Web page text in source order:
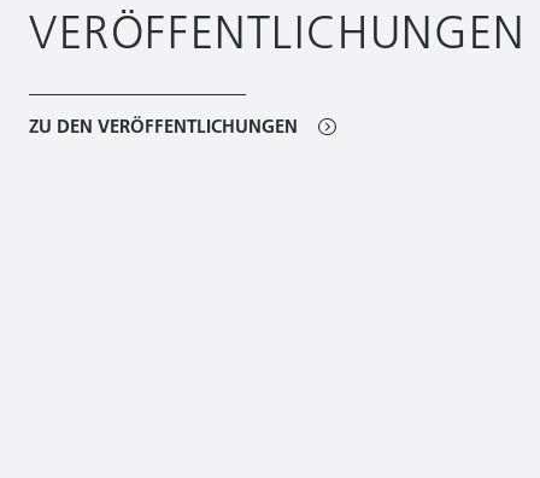
VERÖFFENTLICHUNGEN
ZU DEN VERÖFFENTLICHUNGEN